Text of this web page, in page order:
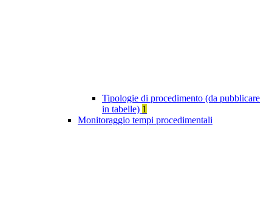
Tipologie di procedimento (da pubblicare
in tabelle) 1
Monitoraggio tempi procedimentali